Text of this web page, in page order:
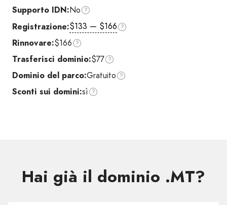
Supporto IDN:No
Registrazione:$133 — $166
Rinnovare:$166
Trasferisci dominio:$77
Dominio del parco:Gratuito
Sconti sui domini:sì
Hai già il dominio .MT?